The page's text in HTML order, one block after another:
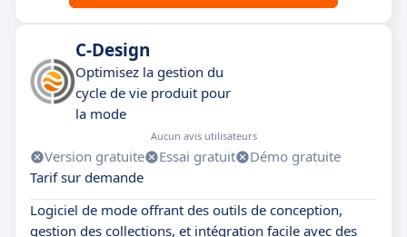
C-Design
Optimisez la gestion du
cycle de vie produit pour
la mode
Aucun avis utilisateurs
Version gratuite Essai gratuit
Démo gratuite
Tarif sur demande
Logiciel de mode offrant des outils de conception,
gestion des collections, et intégration facile avec des